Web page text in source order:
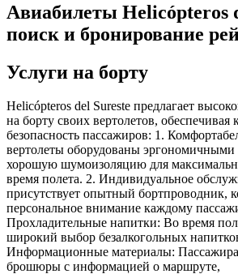
Авиабилеты Helicópteros
поиск и бронирование
Услуги на борту
Helicópteros del Sureste предлагает
на борту своих вертолетов, обеспечивая
безопасность пассажиров: 1.
вертолеты оборудованы
хорошую шумоизоляцию для
время полета. 2. Индивидуальное
присутствует опытный бортпроводник,
персональное внимание каждому
Прохладительные напитки: Во время
широкий выбор безалкогольных
Информационные материалы:
брошюры с информацией о маршруте,